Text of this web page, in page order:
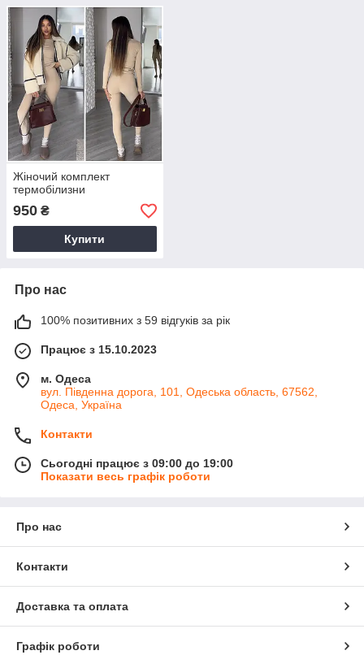
Жіночий комплект
термобілизни
950 ₴
Купити
Про нас
100% позитивних з 59 відгуків за рік
Працює з 15.10.2023
м. Одеса
вул. Південна дорога, 101, Одеська область, 67562,
Одеса, Україна
Контакти
Сьогодні працює з 09:00 до 19:00
Показати весь графік роботи
Про нас
Контакти
Доставка та оплата
Графік роботи